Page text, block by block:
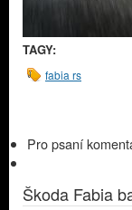
TAGY:
fabia rs
Pro psaní
Škoda Fabia